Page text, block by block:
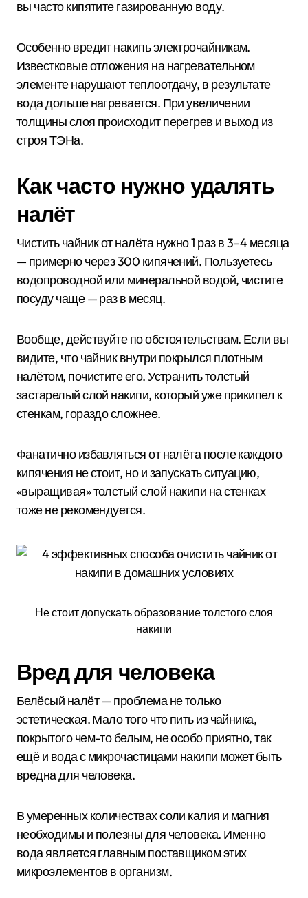
вы часто кипятите газированную воду.
Особенно вредит накипь электрочайникам.
Известковые отложения на нагревательном
элементе нарушают теплоотдачу, в результате
вода дольше нагревается. При увеличении
толщины слоя происходит перегрев и выход из
строя ТЭНа.
Как часто нужно удалять
налёт
Чистить чайник от налёта нужно 1 раз в 3–4 месяца
— примерно через 300 кипячений. Пользуетесь
водопроводной или минеральной водой, чистите
посуду чаще — раз в месяц.
Вообще, действуйте по обстоятельствам. Если вы
видите, что чайник внутри покрылся плотным
налётом, почистите его. Устранить толстый
застарелый слой накипи, который уже прикипел к
стенкам, гораздо сложнее.
Фанатично избавляться от налёта после каждого
кипячения не стоит, но и запускать ситуацию,
«выращивая» толстый слой накипи на стенках
тоже не рекомендуется.
Не стоит допускать образование толстого слоя
накипи
Вред для человека
Белёсый налёт — проблема не только
эстетическая. Мало того что пить из чайника,
покрытого чем-то белым, не особо приятно, так
ещё и вода с микрочастицами накипи может быть
вредна для человека.
В умеренных количествах соли калия и магния
необходимы и полезны для человека. Именно
вода является главным поставщиком этих
микроэлементов в организм.